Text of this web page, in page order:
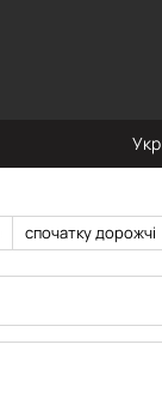
Укр
спочатку дорожчі